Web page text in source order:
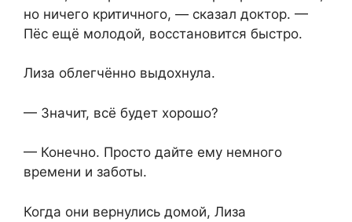
но ничего критичного, — сказал доктор. —
Пёс ещё молодой, восстановится быстро.
Лиза облегчённо выдохнула.
— Значит, всё будет хорошо?
— Конечно. Просто дайте ему немного
времени и заботы.
Когда они вернулись домой, Лиза